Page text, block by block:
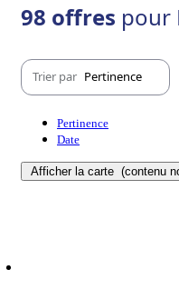
98 offres pour
Trier par Pertinence
Pertinence
Date
Afficher la carte (contenu